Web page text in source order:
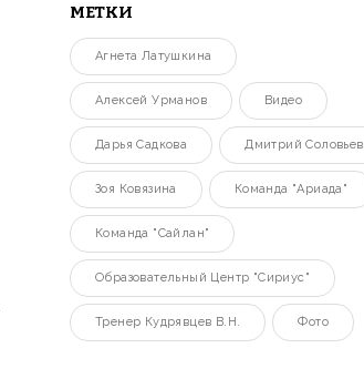
МЕТКИ
Агнета Латушкина
Алексей Урманов Видео
Дарья Садкова Дмитрий Соловьев
Зоя Ковязина Команда "Ариада"
Команда "Сайлан"
Образовательный Центр "Сириус"
Тренер Кудрявцев В.Н. Фото